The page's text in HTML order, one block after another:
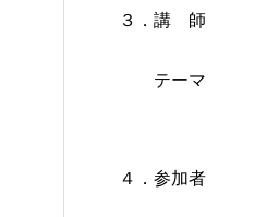
３．講 師
テーマ
４．参加者